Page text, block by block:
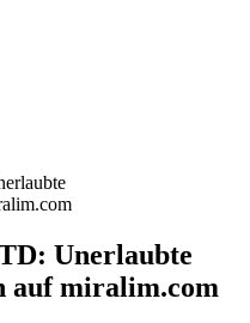
Unerlaubte
auf miralim.com